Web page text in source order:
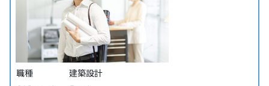
職種
建築設計